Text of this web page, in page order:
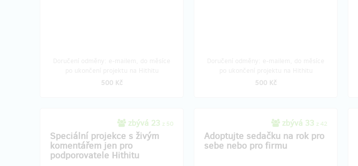
500 Kč
500 Kč
zbývá 23 z 50
Speciální projekce s živým
komentářem jen pro
podporovatele Hithitu
zbývá 33 z 42
Adoptujte sedačku na rok pro
sebe nebo pro firmu